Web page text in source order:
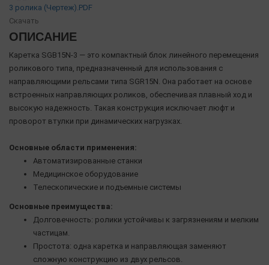
3 ролика (Чертеж).PDF
Скачать
ОПИСАНИЕ
Каретка SGB15N-3 — это компактный блок линейного перемещения
роликового типа, предназначенный для использования с
направляющими рельсами типа SGR15N. Она работает на основе
встроенных направляющих роликов, обеспечивая плавный ход и
высокую надежность. Такая конструкция исключает люфт и
проворот втулки при динамических нагрузках.
Основные области применения:
Автоматизированные станки
Медицинское оборудование
Телескопические и подъемные системы
Основные преимущества:
Долговечность: ролики устойчивы к загрязнениям и мелким
частицам.
Простота: одна каретка и направляющая заменяют
сложную конструкцию из двух рельсов.